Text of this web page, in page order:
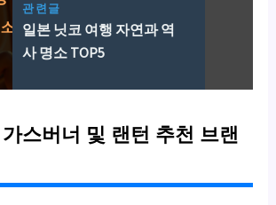
관련글
일본 닛코 여행 자연과 역
사 명소 TOP5
스버너 및 랜턴 추천 브랜